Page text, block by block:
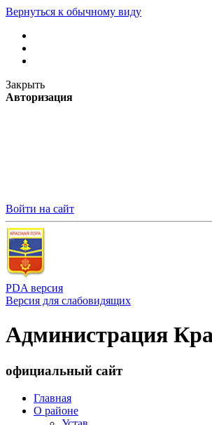
Вернуться к обычному виду
Закрыть
Авторизация
Войти на сайт
PDA версия
Версия для слабовидящих
Администрация
официальный сайт
Главная
О районе